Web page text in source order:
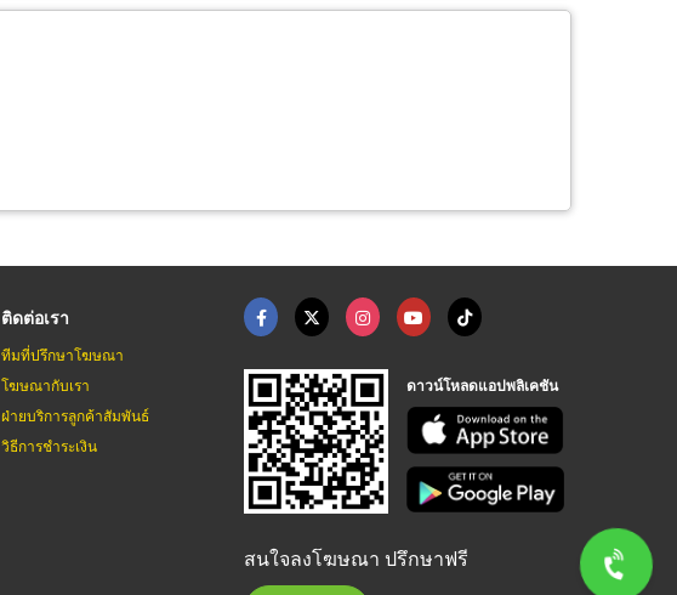
ติดต่อเรา
ทีมที่ปรึกษาโฆษณา
โฆษณากับเรา
ฝ่ายบริการลูกค้าสัมพันธ์
วิธีการชำระเงิน
ดาวน์โหลดแอปพลิเคชัน
สนใจลงโฆษณา ปรึกษาฟรี